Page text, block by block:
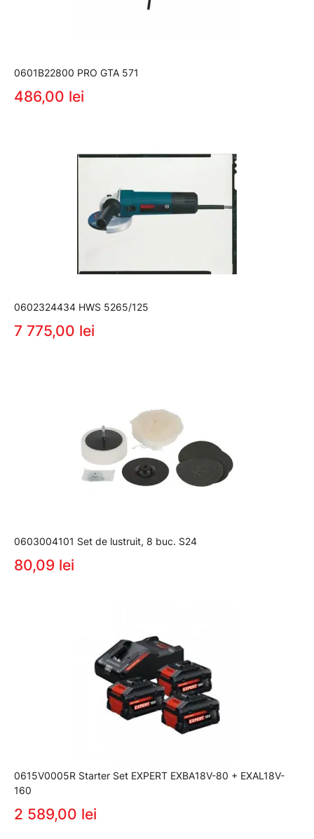
0601B22800 PRO GTA 571
486,00 lei
0602324434 HWS 5265/125
7 775,00 lei
0603004101 Set de lustruit, 8 buc. S24
80,09 lei
0615V0005R Starter Set EXPERT EXBA18V-80 + EXAL18V-
160
2 589,00 lei